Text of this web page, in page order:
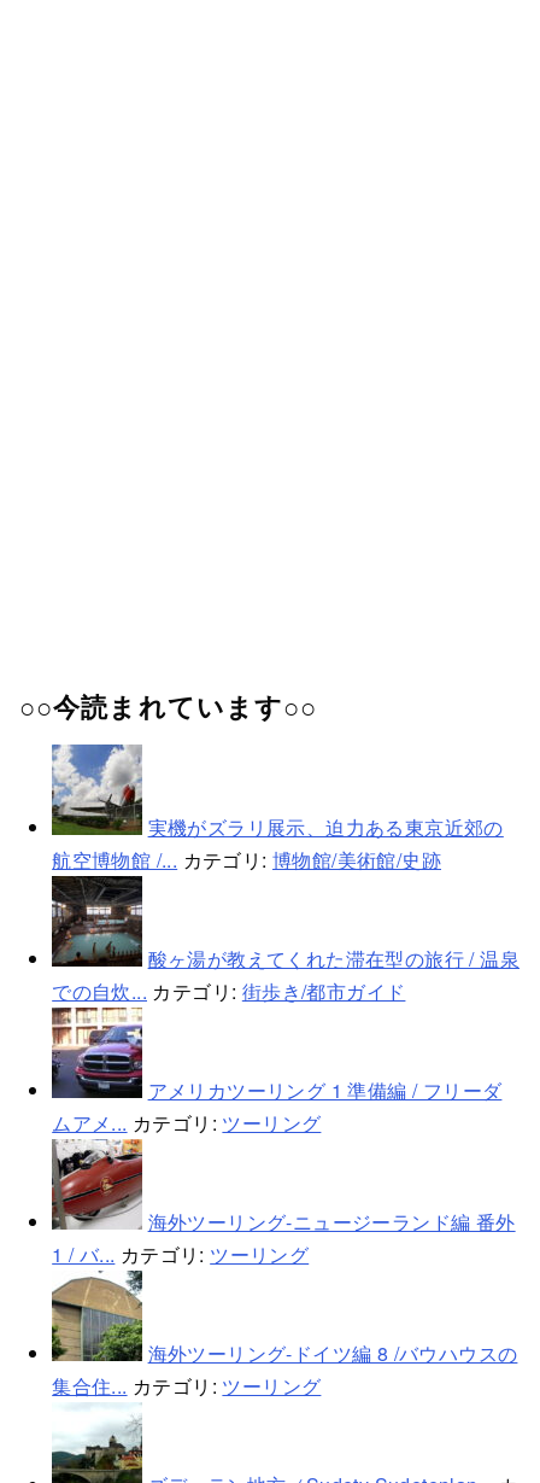
○○今読まれています○○
実機がズラリ展示、迫力ある東京近郊の
航空博物館 /... カテゴリ: 博物館/美術館/史跡
酸ヶ湯が教えてくれた滞在型の旅行 / 温泉
での自炊... カテゴリ: 街歩き/都市ガイド
アメリカツーリング 1 準備編 / フリーダ
ムアメ... カテゴリ: ツーリング
海外ツーリング-ニュージーランド編 番外
1 / バ... カテゴリ: ツーリング
海外ツーリング-ドイツ編 8 /バウハウスの
集合住... カテゴリ: ツーリング